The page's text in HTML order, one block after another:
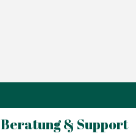
Beratung & Support